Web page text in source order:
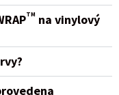
TM na vinylový